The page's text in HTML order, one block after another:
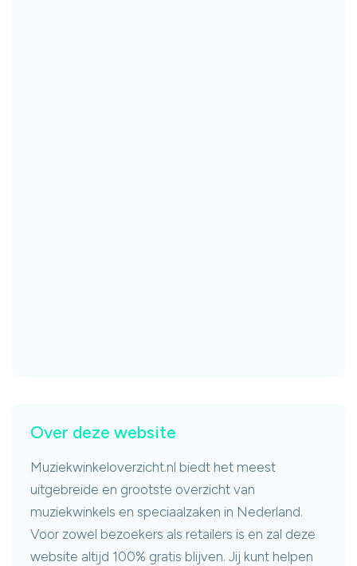
Over deze website
Muziekwinkeloverzicht.nl biedt het meest
uitgebreide en grootste overzicht van
muziekwinkels en speciaalzaken in Nederland.
Voor zowel bezoekers als retailers is en zal deze
website altijd 100% gratis blijven. Jij kunt helpen